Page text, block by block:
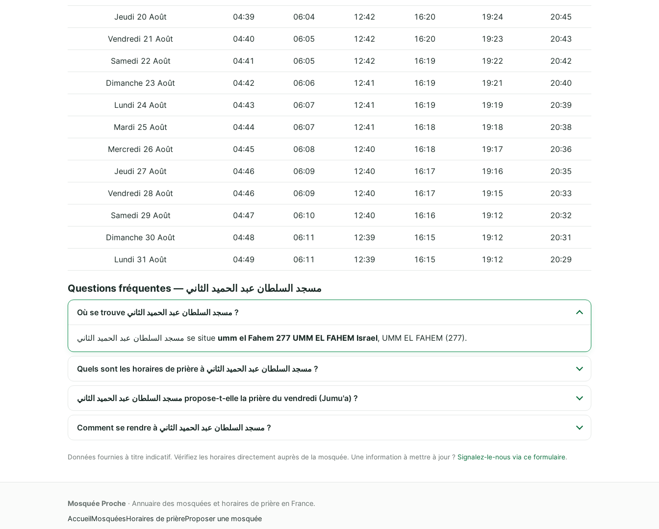
Jeudi 20 Août 04:39 06:04 12:42 16:20 19:24 20:45
Vendredi 21 Août 04:40 06:05 12:42 16:20 19:23 20:43
Samedi 22 Août 04:41 06:05 12:42 16:19 19:22 20:42
Dimanche 23 Août 04:42 06:06 12:41 16:19 19:21 20:40
Lundi 24 Août 04:43 06:07 12:41 16:19 19:19 20:39
Mardi 25 Août 04:44 06:07 12:41 16:18 19:18 20:38
Mercredi 26 Août 04:45 06:08 12:40 16:18 19:17 20:36
Jeudi 27 Août 04:46 06:09 12:40 16:17 19:16 20:35
Vendredi 28 Août 04:46 06:09 12:40 16:17 19:15 20:33
Samedi 29 Août 04:47 06:10 12:40 16:16 19:12 20:32
Dimanche 30 Août 04:48 06:11 12:39 16:15 19:12 20:31
Lundi 31 Août 04:49 06:11 12:39 16:15 19:12 20:29
Questions fréquentes — مسجد السلطان عبد الحميد الثاني
Où se trouve مسجد السلطان عبد الحميد الثاني ?
مسجد السلطان عبد الحميد الثاني se situe umm el Fahem 277 UMM EL FAHEM Israel, UMM EL FAHEM (277).
Quels sont les horaires de prière à مسجد السلطان عبد الحميد الثاني ?
مسجد السلطان عبد الحميد الثاني propose-t-elle la prière du vendredi (Jumu'a) ?
Comment se rendre à مسجد السلطان عبد الحميد الثاني ?
Données fournies à titre indicatif. Vérifiez les horaires directement auprès de la mosquée. Une information à mettre à jour ? Signalez-le-nous via ce formulaire.
Mosquée Proche · Annuaire des mosquées et horaires de prière en France.
AccueilMosquéesHoraires de prièreProposer une mosquée